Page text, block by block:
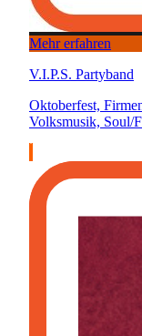
Mehr erfahren
V.I.P.S. Partyband
Oktoberfest,
Volksmusik, Soul/